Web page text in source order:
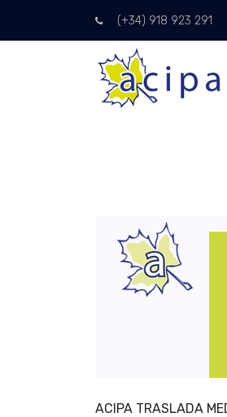
(+34) 918 923 291
ACIPA TRASLADA